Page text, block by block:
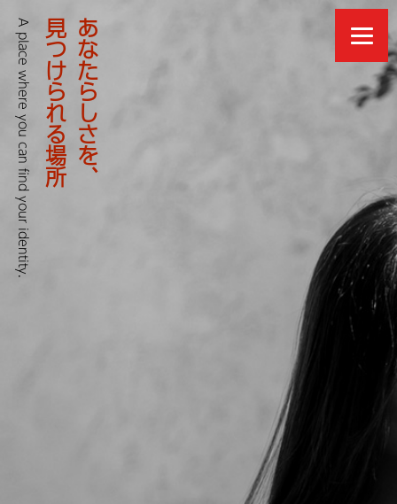
あなたらしさを、
見つけられる場所
A place where you can find your identity.